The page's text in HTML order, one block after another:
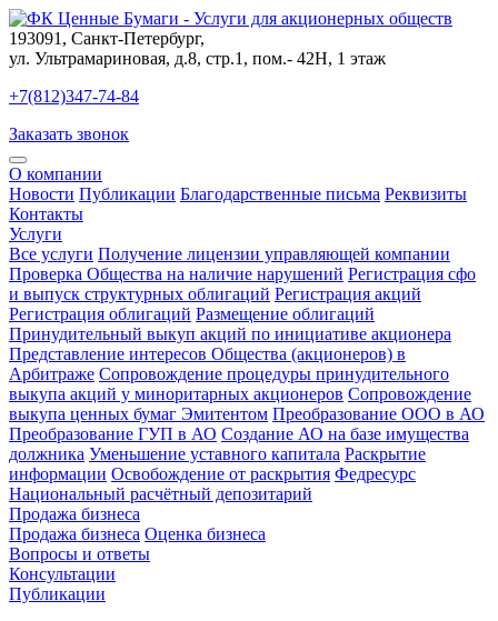
193091 , Санкт-Петербург,
ул. Ультрамариновая, д.8, стр.1, пом.- 42Н, 1 этаж
+7(812)347-74-84
Заказать звонок
О компании
Новости Публикации Благодарственные письма Реквизиты
Контакты
Услуги
Все услуги Получение лицензии управляющей компании
Проверка Общества на наличие нарушений Регистрация сфо
и выпуск структурных облигаций Регистрация акций
Регистрация облигаций Размещение облигаций
Принудительный выкуп акций по инициативе акционера
Представление интересов Общества (акционеров) в
Арбитраже Сопровождение процедуры принудительного
выкупа акций у миноритарных акционеров Сопровождение
выкупа ценных бумаг Эмитентом Преобразование ООО в АО
Преобразование ГУП в АО Создание АО на базе имущества
должника Уменьшение уставного капитала Раскрытие
информации Освобождение от раскрытия Федресурс
Национальный расчётный депозитарий
Продажа бизнеса
Продажа бизнеса Оценка бизнеса
Вопросы и ответы
Консультации
Публикации